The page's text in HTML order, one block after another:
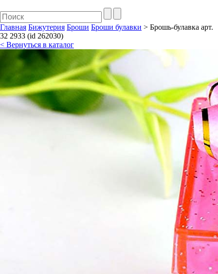
Главная Бижутерия Броши Броши булавки > Брошь-булавка арт.
32 2933 (id 262030)
< Вернуться в каталог